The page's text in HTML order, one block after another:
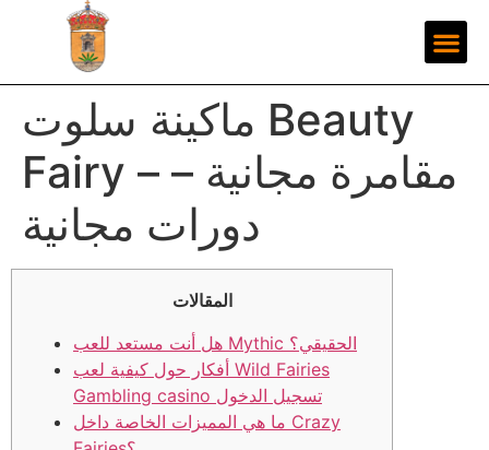
ماكينة سلوت Beauty
Fairy – مقامرة مجانية –
دورات مجانية
المقالات
هل أنت مستعد للعب Mythic الحقيقي؟
أفكار حول كيفية لعب Wild Fairies
Gambling casino تسجيل الدخول
ما هي المميزات الخاصة داخل Crazy